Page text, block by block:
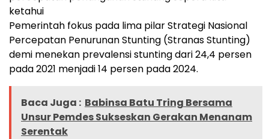
ketahui
Pemerintah fokus pada lima pilar Strategi Nasional
Percepatan Penurunan Stunting (Stranas Stunting)
demi menekan prevalensi stunting dari 24,4 persen
pada 2021 menjadi 14 persen pada 2024.
Baca Juga : Babinsa Batu Tring Bersama
Unsur Pemdes Sukseskan Gerakan Menanam
Serentak